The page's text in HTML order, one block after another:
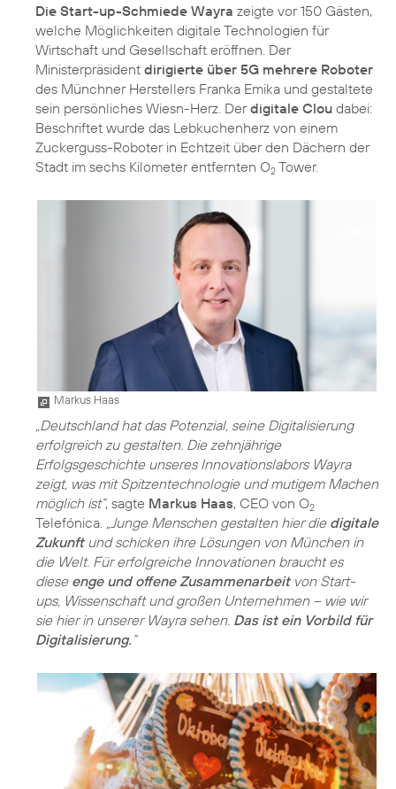
Die Start-up-Schmiede Wayra zeigte vor 150 Gästen,
welche Möglichkeiten digitale Technologien für
Wirtschaft und Gesellschaft eröffnen. Der
Ministerpräsident dirigierte über 5G mehrere Roboter
des Münchner Herstellers Franka Emika und gestaltete
sein persönliches Wiesn-Herz. Derdigitale Clou dabei:
Beschriftet wurde das Lebkuchenherz von einem
Zuckerguss-Roboter in Echtzeit über den Dächern der
Stadt im sechs Kilometer entfernten O2 Tower.
Markus Haas
„Deutschland hat das Potenzial, seine Digitalisierung
erfolgreich zu gestalten. Die zehnjährige
Erfolgsgeschichte unseres Innovationslabors Wayra
zeigt, was mit Spitzentechnologie und mutigem Machen
möglich ist“, sagte Markus Haas, CEO von O2
Telefónica. „Junge Menschen gestalten hier die digitale
Zukunftund schicken ihre Lösungen von München in
die Welt. Für erfolgreiche Innovationen braucht es
diese enge und offene Zusammenarbeitvon Start-
ups, Wissenschaft und großen Unternehmen – wie wir
sie hier in unserer Wayra sehen. Das ist ein Vorbild für
Digitalisierung. “